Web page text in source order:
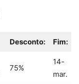
Desconto: Fim:
75%
14-
mar.